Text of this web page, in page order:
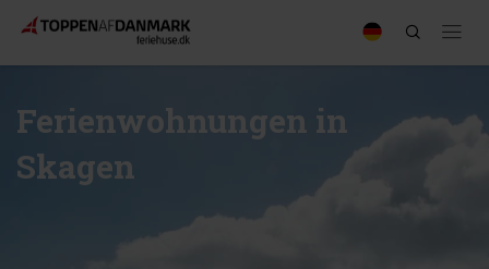
Ferienwohnungen in
Skagen